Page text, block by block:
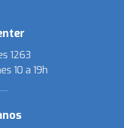
1263
10 a 19h